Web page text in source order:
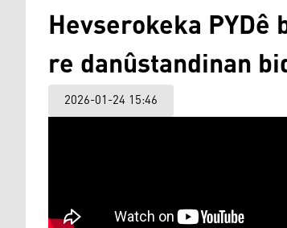
Hevserokeka PYDê
re danûstandinan
2026-01-24 15:46